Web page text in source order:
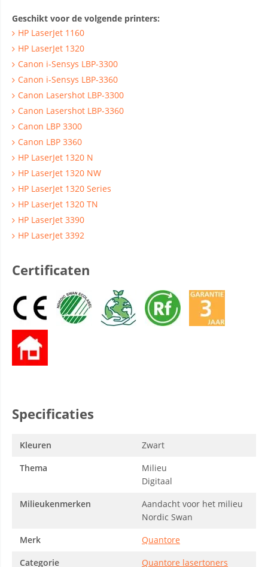
Geschikt voor de volgende printers:
HP LaserJet 1160
HP LaserJet 1320
Canon i-Sensys LBP-3300
Canon i-Sensys LBP-3360
Canon Lasershot LBP-3300
Canon Lasershot LBP-3360
Canon LBP 3300
Canon LBP 3360
HP LaserJet 1320 N
HP LaserJet 1320 NW
HP LaserJet 1320 Series
HP LaserJet 1320 TN
HP LaserJet 3390
HP LaserJet 3392
Certificaten
Specificaties
Kleuren
Zwart
Thema
Milieu
Digitaal
Milieukenmerken
Aandacht voor het milieu
Nordic Swan
Merk
Quantore
Categorie
Quantore lasertoners